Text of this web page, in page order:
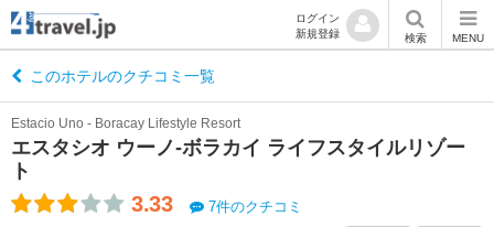
ログイン
新規登録
検索 MENU
このホテルのクチコミ一覧
エスタシオ ウーノ-ボラカイ ライフスタイルリゾー
ト
Estacio Uno - Boracay Lifestyle Resort
3.33 7件のクチコミ